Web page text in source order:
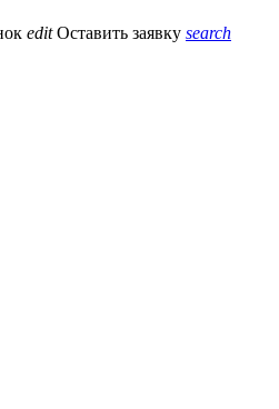
edit Оставить заявку search